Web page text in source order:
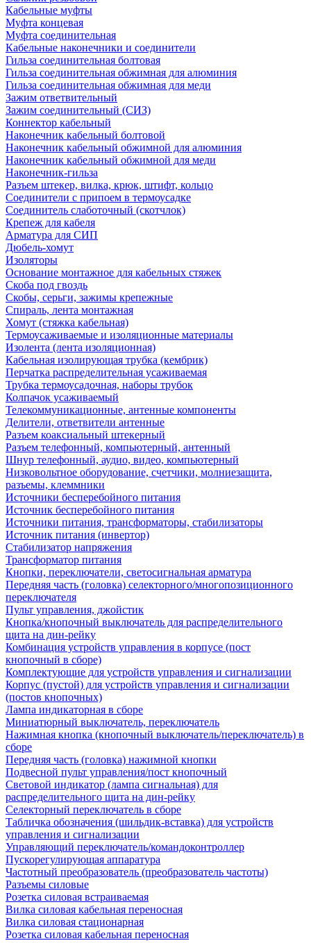
Кабельные муфты
Муфта концевая
Муфта соединительная
Кабельные наконечники и соединители
Гильза соединительная болтовая
Гильза соединительная обжимная для алюминия
Гильза соединительная обжимная для меди
Зажим ответвительный
Зажим соединительный (СИЗ)
Коннектор кабельный
Наконечник кабельный болтовой
Наконечник кабельный обжимной для алюминия
Наконечник кабельный обжимной для меди
Наконечник-гильза
Разъем штекер, вилка, крюк, штифт, кольцо
Соединители с припоем в термоусадке
Соединитель слаботочный (скотчлок)
Крепеж для кабеля
Арматура для СИП
Дюбель-хомут
Изоляторы
Основание монтажное для кабельных стяжек
Скоба под гвоздь
Скобы, серьги, зажимы крепежные
Спираль, лента монтажная
Хомут (стяжка кабельная)
Термоусаживаемые и изоляционные материалы
Изолента (лента изоляционная)
Кабельная изолирующая трубка (кембрик)
Перчатка распределительная усаживаемая
Трубка термоусадочная, наборы трубок
Колпачок усаживаемый
Телекоммуникационные, антенные компоненты
Делители, ответвители антенные
Разъем коаксиальный штекерный
Разъем телефонный, компьютерный, антенный
Шнур телефонный, аудио, видео, компьютерный
Низковольтное оборудование, счетчики, молниезащита,
разъемы, клеммники
Источники бесперебойного питания
Источник бесперебойного питания
Источники питания, трансформаторы, стабилизаторы
Источник питания (инвертор)
Стабилизатор напряжения
Трансформатор питания
Кнопки, переключатели, светосигнальная арматура
Передняя часть (головка) селекторного/многопозиционного
переключателя
Пульт управления, джойстик
Кнопка/кнопочный выключатель для распределительного
щита на дин-рейку
Комбинация устройств управления в корпусе (пост
кнопочный в сборе)
Комплектующие для устройств управления и сигнализации
Корпус (пустой) для устройств управления и сигнализации
(постов кнопочных)
Лампа индикаторная в сборе
Миниатюрный выключатель, переключатель
Нажимная кнопка (кнопочный выключатель/переключатель) в
сборе
Передняя часть (головка) нажимной кнопки
Подвесной пульт управления/пост кнопочный
Световой индикатор (лампа сигнальная) для
распределительного щита на дин-рейку
Селекторный переключатель в сборе
Табличка обозначения (шильдик-вставка) для устройств
управления и сигнализации
Управляющий переключатель/командоконтроллер
Пускорегулирующая аппаратура
Частотный преобразователь (преобразователь частоты)
Разъемы силовые
Розетка силовая встраиваемая
Вилка силовая кабельная переносная
Вилка силовая стационарная
Розетка силовая кабельная переносная